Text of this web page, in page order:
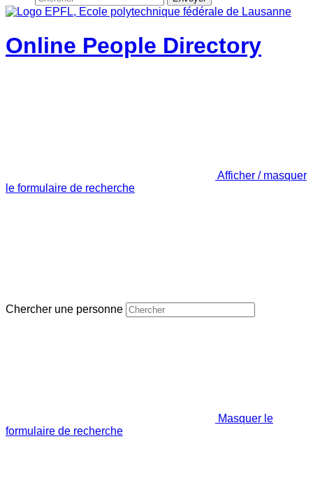
Online People Directory
Afficher / masquer
le formulaire de recherche
Chercher une personne
Masquer le
formulaire de recherche